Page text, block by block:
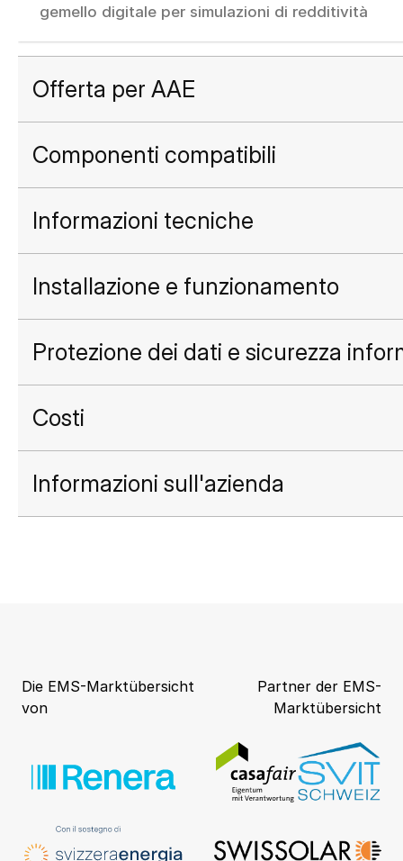
gemello digitale per simulazioni di redditività
Offerta per AAE
Componenti compatibili
Informazioni tecniche
Installazione e funzionamento
Protezione dei dati e sicurezza
Costi
Informazioni sull'azienda
Die EMS-Marktübersicht
von
Partner der EMS-
Marktübersicht